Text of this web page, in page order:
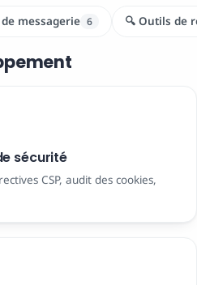
messagerie 6 🔍 Outils de
sécurité
CSP, audit des cookies,